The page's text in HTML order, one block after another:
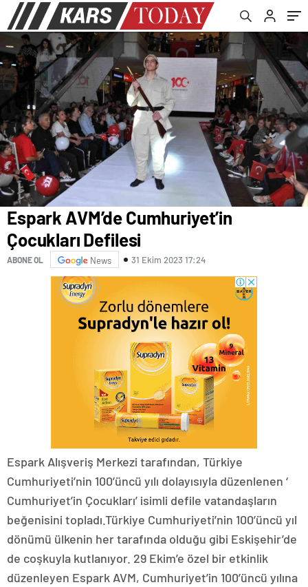
Espark AVM’de Cumhuriyet’in
Çocukları Defilesi
ABONE OL News 31 Ekim 2023 17:24
Espark Alışveriş Merkezi tarafından, Türkiye
Cumhuriyeti’nin 100’üncü yılı dolayısıyla düzenlenen ‘
Cumhuriyet’in Çocukları’ isimli defile vatandaşların
beğenisini topladı.Türkiye Cumhuriyeti’nin 100’üncü yıl
dönümü ülkenin her tarafında olduğu gibi Eskişehir’de
de coşkuyla kutlanıyor. 29 Ekim’e özel bir etkinlik
düzenleyen Espark AVM, Cumhuriyet’in 100’üncü yılına